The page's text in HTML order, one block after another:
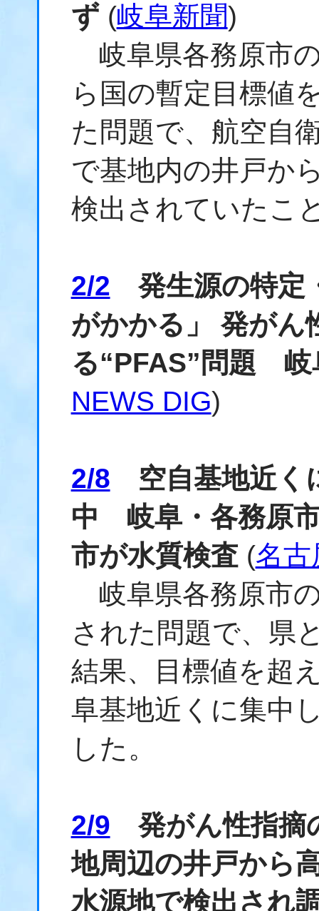
ず (岐阜新聞)
岐阜県各務原市
ら国の暫定目標値
た問題で、航空自
で基地内の井戸か
検出されていたこ
2/2 発生源の特定
がかかる」 発がん
る“PFAS”問題
NEWS DIG)
2/8 空自基地近く
中 岐阜・各務原
市が水質検査 (名古
岐阜県各務原市
された問題で、県
結果、目標値を超
阜基地近くに集中
した。
2/9 発がん性指摘
地周辺の井戸から
水源地で検出され